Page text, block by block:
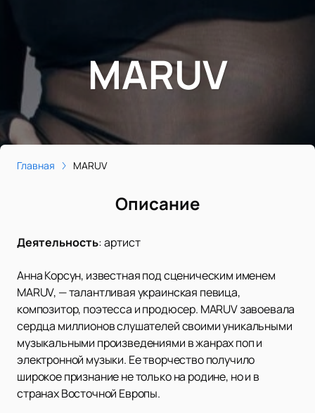
MARUV
Главная MARUV
Описание
Деятельность:артист
Анна Корсун, известная под сценическим именем
MARUV, — талантливая украинская певица,
композитор, поэтесса и продюсер. MARUV завоевала
сердца миллионов слушателей своими уникальными
музыкальными произведениями в жанрах поп и
электронной музыки. Ее творчество получило
широкое признание не только на родине, но и в
странах Восточной Европы.